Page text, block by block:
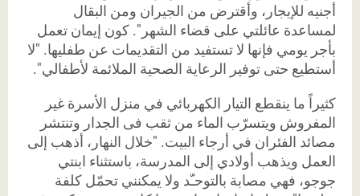
أجنيه للإيجار، وأقترض من الجيران ومن البقال
لمساعدة عائلتي على قضاء الشهر". كون إيمان تعمل
بأجر يومي فإنها لا تستفيد من التقديمات عن طفليها. "لا
أستطيع حتى توفير الرعاية الصحية الملائمة لأطفالي".
كثيراً ما ينقطع التيار الكهربائي في منزل الأسرة غير
المفروش ويتسرّب الماء من ثقب فى الجدار وتنتشر
مصائد الفئران في أرجاء البيت. "خلال النهار، أذهب إلى
العمل ويذهب أولادي إلى المدرسة، باستثناء ابنتي
جوجو، فهي مصابة بالتوحـّد ولا يمكنني تحمّل كلفة